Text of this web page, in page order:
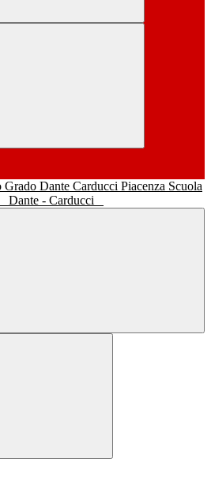
Scuola
Dante - Carducci